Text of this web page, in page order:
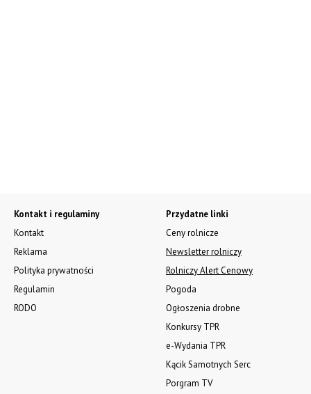
Kontakt i regulaminy
Kontakt
Reklama
Polityka prywatności
Regulamin
RODO
Przydatne linki
Ceny rolnicze
Newsletter rolniczy
Rolniczy Alert Cenowy
Pogoda
Ogłoszenia drobne
Konkursy TPR
e-Wydania TPR
Kącik Samotnych Serc
Porgram TV